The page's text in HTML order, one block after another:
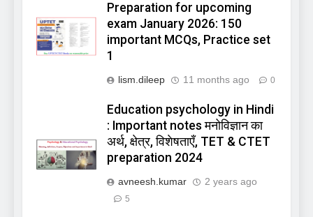
Preparation for upcoming
exam January 2026: 150
important MCQs, Practice set
1
lism.dileep 11 months ago 0
Education psychology in Hindi
: Important notes मनोविज्ञान का
अर्थ, क्षेत्र, विशेषताएँ, TET & CTET
preparation 2024
avneesh.kumar 2 years ago
5